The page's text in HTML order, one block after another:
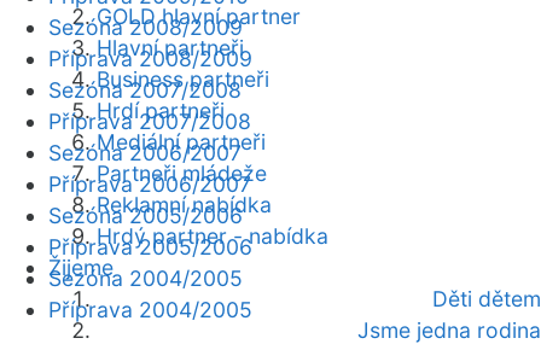
GOLD hlavní partner
Hlavní partneři
Business partneři
Hrdí partneři
Mediální partneři
Partneři mládeže
Reklamní nabídka
Hrdý partner - nabídka
Žijeme
Děti dětem
Jsme jedna rodina
Sezóna 2008/2009
Příprava 2008/2009
Sezóna 2007/2008
Příprava 2007/2008
Sezóna 2006/2007
Příprava 2006/2007
Sezóna 2005/2006
Příprava 2005/2006
Sezóna 2004/2005
Příprava 2004/2005